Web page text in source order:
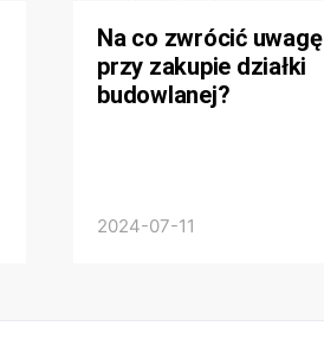
Na co zwrócić uwagę
przy zakupie działki
budowlanej?
2024-07-11